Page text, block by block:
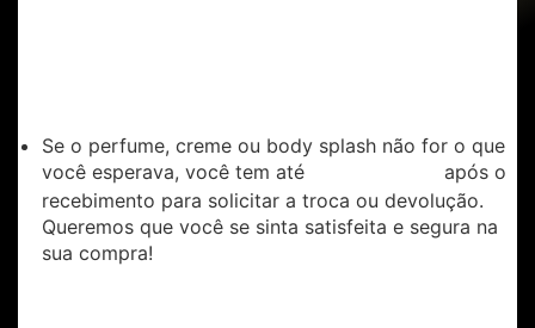
Se o perfume, creme ou body splash não for o que
você esperava, você tem até
após o
recebimento para solicitar a troca ou devolução.
Queremos que você se sinta satisfeita e segura na
sua compra!